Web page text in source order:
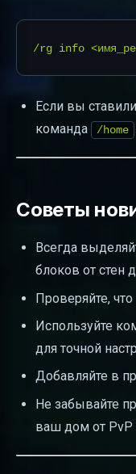
Если вы
команда
/home
Советы
Всегда
блоков от стен
Проверяйте,
Используйте
для точной
Добавляйте в
Не забывайте
ваш дом от